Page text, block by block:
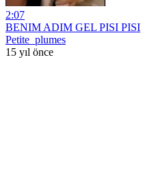
2:07
BENIM ADIM GEL PISI PISI
Petite_plumes
15 yıl önce